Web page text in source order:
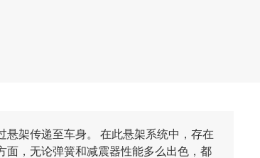
架传递至车身。 在此悬架系统中，存在
，无论弹簧和减震器性能多么出色，都